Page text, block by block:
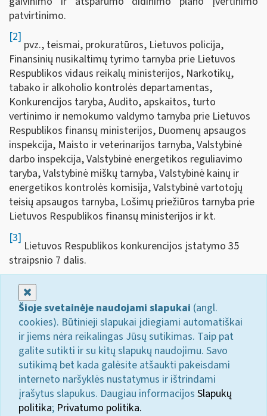
patvirtinimo.
[2]
pvz., teismai, prokuratūros, Lietuvos policija,
Finansinių nusikaltimų tyrimo tarnyba prie Lietuvos
Respublikos vidaus reikalų ministerijos, Narkotikų,
tabako ir alkoholio kontrolės departamentas,
Konkurencijos taryba, Audito, apskaitos, turto
vertinimo ir nemokumo valdymo tarnyba prie Lietuvos
Respublikos finansų ministerijos, Duomenų apsaugos
inspekcija, Maisto ir veterinarijos tarnyba, Valstybinė
darbo inspekcija, Valstybinė energetikos reguliavimo
taryba, Valstybinė miškų tarnyba, Valstybinė kainų ir
energetikos kontrolės komisija, Valstybinė vartotojų
teisių apsaugos tarnyba, Lošimų priežiūros tarnyba prie
Lietuvos Respublikos finansų ministerijos ir kt.
[3]
Lietuvos Respublikos konkurencijos įstatymo 35
straipsnio 7 dalis.
Šioje svetainėje naudojami slapukai (angl.
cookies). Būtinieji slapukai įdiegiami automatiškai
ir jiems nėra reikalingas Jūsų sutikimas. Taip pat
galite sutikti ir su kitų slapukų naudojimu. Savo
sutikimą bet kada galėsite atšaukti pakeisdami
interneto naršyklės nustatymus ir ištrindami
įrašytus slapukus. Daugiau informacijos Slapukų
politika; Privatumo politika.